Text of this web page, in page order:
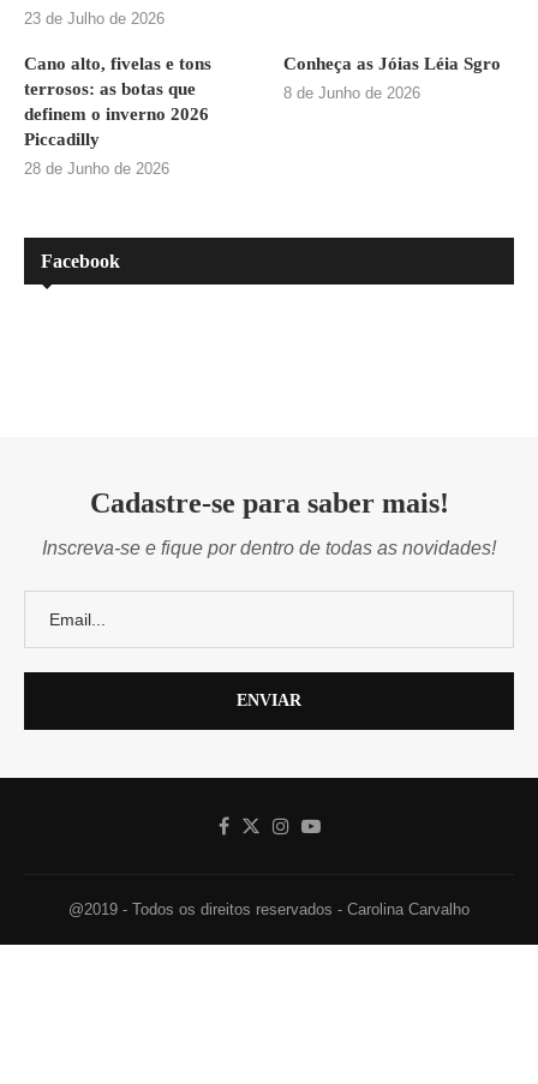
23 de Julho de 2026
Cano alto, fivelas e tons
terrosos: as botas que
definem o inverno 2026
Piccadilly
28 de Junho de 2026
Conheça as Jóias Léia Sgro
8 de Junho de 2026
Facebook
Cadastre-se para saber mais!
Inscreva-se e fique por dentro de todas as novidades!
@2019 - Todos os direitos reservados - Carolina Carvalho